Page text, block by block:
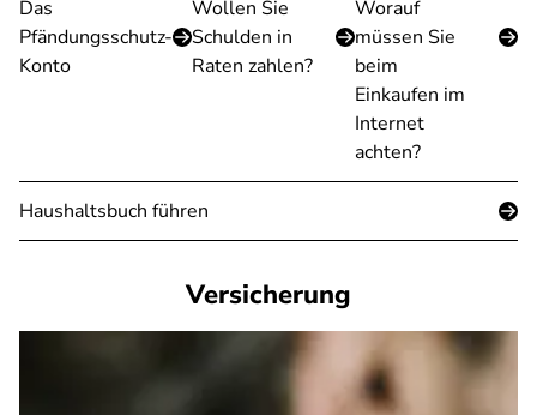
Das
Pfändungsschutz-
Konto
Wollen Sie
Schulden in
Raten zahlen?
Worauf
müssen Sie
beim
Einkaufen im
Internet
achten?
Haushaltsbuch führen
Versicherung